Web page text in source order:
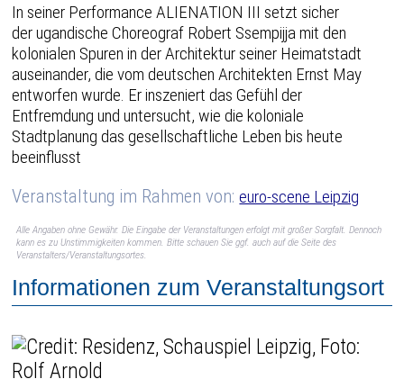
In seiner Performance ALIENATION III setzt sicher
der ugandische Choreograf Robert Ssempijja mit den
kolonialen Spuren in der Architektur seiner Heimatstadt
auseinander, die vom deutschen Architekten Ernst May
entworfen wurde. Er inszeniert das Gefühl der
Entfremdung und untersucht, wie die koloniale
Stadtplanung das gesellschaftliche Leben bis heute
beeinflusst
Veranstaltung im Rahmen von:euro-scene Leipzig
Alle Angaben ohne Gewähr. Die Eingabe der Veranstaltungen erfolgt mit großer Sorgfalt. Dennoch
kann es zu Unstimmigkeiten kommen. Bitte schauen Sie ggf. auch auf die Seite des
Veranstalters/Veranstaltungsortes.
Informationen zum Veranstaltungsort